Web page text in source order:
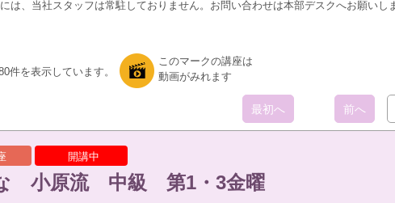
は、当社スタッフは常駐しておりません。お問い合わせは本部デスクへお願いし
件を表示しています。
このマークの講座は
動画がみれます
最初へ 前へ
開講中
小原流 中級 第1・3金曜